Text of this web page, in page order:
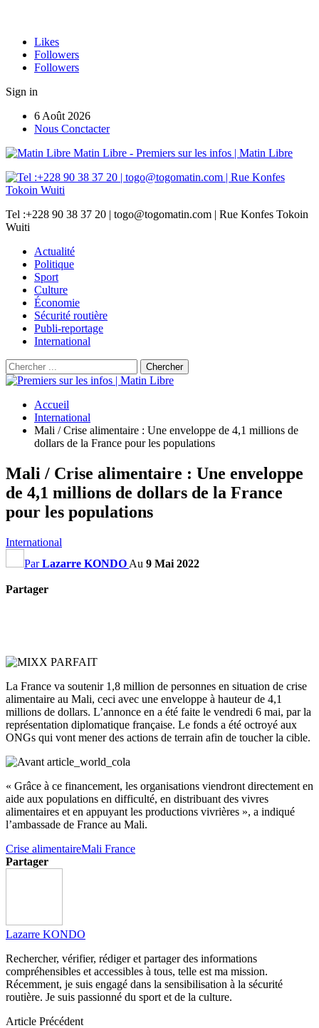
Likes
Followers
Followers
Sign in
6 Août 2026
Nous Conctacter
Matin Libre - Premiers sur les infos | Matin Libre
Tel :+228 90 38 37 20 | togo@togomatin.com | Rue Konfes Tokoin
Wuiti
Actualité
Politique
Sport
Culture
Économie
Sécurité routière
Publi-reportage
International
Accueil
International
Mali / Crise alimentaire : Une enveloppe de 4,1 millions de
dollars de la France pour les populations
Mali / Crise alimentaire : Une enveloppe
de 4,1 millions de dollars de la France
pour les populations
International
ParLazarre KONDO Au 9 Mai 2022
Partager
La France va soutenir 1,8 million de personnes en situation de crise
alimentaire au Mali, ceci avec une enveloppe à hauteur de 4,1
millions de dollars. L’annonce en a été faite le vendredi 6 mai, par la
représentation diplomatique française. Le fonds a été octroyé aux
ONGs qui vont mener des actions de terrain afin de toucher la cible.
« Grâce à ce financement, les organisations viendront directement en
aide aux populations en difficulté, en distribuant des vivres
alimentaires et en appuyant les productions vivrières », a indiqué
l’ambassade de France au Mali.
Crise alimentaireMali France
Partager
Lazarre KONDO
Rechercher, vérifier, rédiger et partager des informations
compréhensibles et accessibles à tous, telle est ma mission.
Récemment, je suis engagé dans la sensibilisation à la sécurité
routière. Je suis passionné du sport et de la culture.
Article Précédent